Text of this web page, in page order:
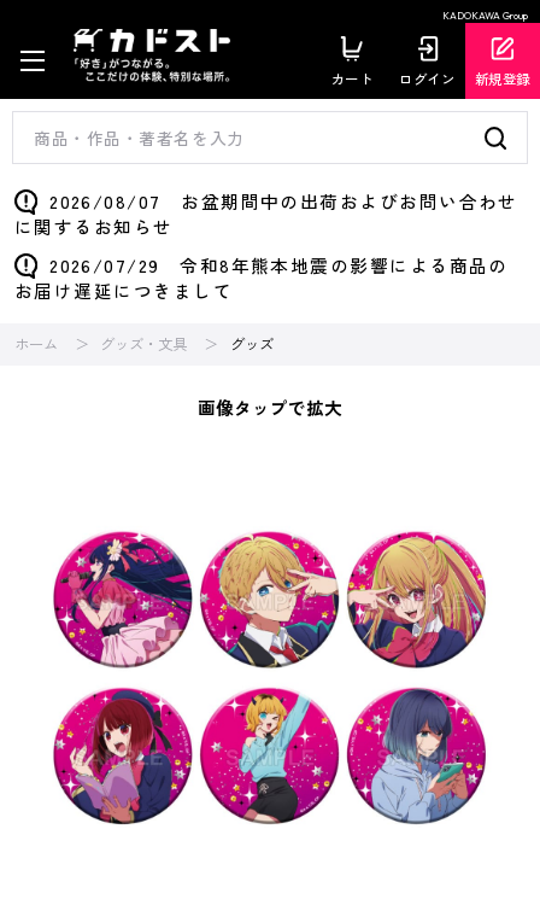
KADOKAWA Group
カート ログイン 新規登録
2026/08/07 お盆期間中の出荷およびお問い合わせ
に関するお知らせ
2026/07/29 令和8年熊本地震の影響による商品の
お届け遅延につきまして
ホーム グッズ・文具 グッズ
画像タップで拡大